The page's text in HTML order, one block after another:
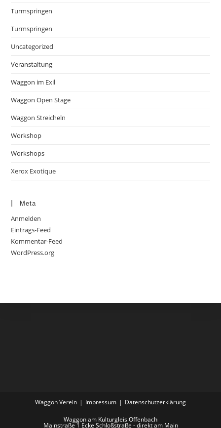
Turmspringen
Turmspringen
Uncategorized
Veranstaltung
Waggon im Exil
Waggon Open Stage
Waggon Streicheln
Workshop
Workshops
Xerox Exotique
Meta
Anmelden
Eintrags-Feed
Kommentar-Feed
WordPress.org
Waggon Verein Impressum Datenschutzerklärung
Waggon am Kulturgleis Offenbach
Mainstraße 1 Ecke Schloßstraße - direkt am Main